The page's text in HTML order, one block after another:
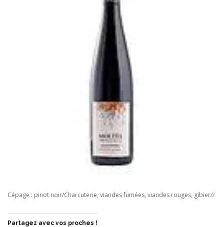
Cépage : pinot noir/Charcuterie, viandes fumées, viandes rouges, gibier//
Partagez avec vos proches !